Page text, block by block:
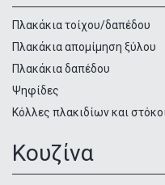
Πλακάκια τοίχου/δαπέδου
Πλακάκια απομίμηση ξύλου
Πλακάκια δαπέδου
Ψηφίδες
Κόλλες πλακιδίων και
Κουζίνα